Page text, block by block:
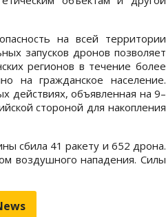
на всей территории
запусков дронов позволяет
регионов в течение более
на гражданское население.
действиях, объявленная на 9–
стороной для накопления
сбила 41 ракету и 652 дрона.
воздушного нападения. Силы